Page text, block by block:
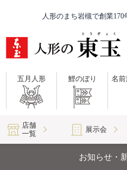
人形のまち岩槻で創業
五月人形 鯉のぼり 名前
店舗
一覧
展示会
お知らせ・